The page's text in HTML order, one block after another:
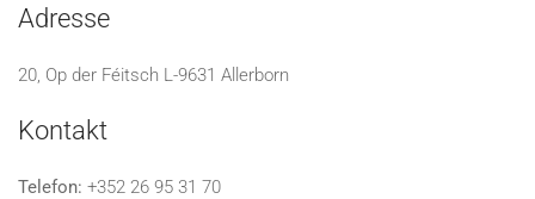
Adresse
20, Op der Féitsch L-9631 Allerborn
Kontakt
Telefon: +352 26 95 31 70